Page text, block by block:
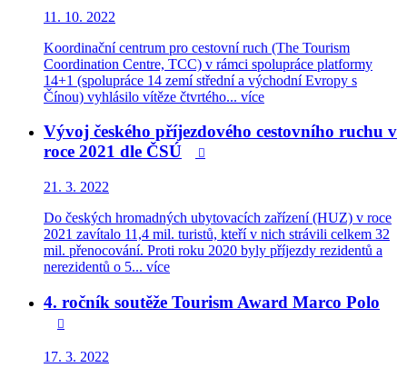
11. 10. 2022
Koordinační centrum pro cestovní ruch (The Tourism
Coordination Centre, TCC) v rámci spolupráce platformy
14+1 (spolupráce 14 zemí střední a východní Evropy s
Čínou) vyhlásilo vítěze čtvrtého... více
Vývoj českého příjezdového cestovního ruchu v
roce 2021 dle ČSÚ

21. 3. 2022
Do českých hromadných ubytovacích zařízení (HUZ) v roce
2021 zavítalo 11,4 mil. turistů, kteří v nich strávili celkem 32
mil. přenocování. Proti roku 2020 byly příjezdy rezidentů a
nerezidentů o 5... více
4. ročník soutěže Tourism Award Marco Polo

17. 3. 2022